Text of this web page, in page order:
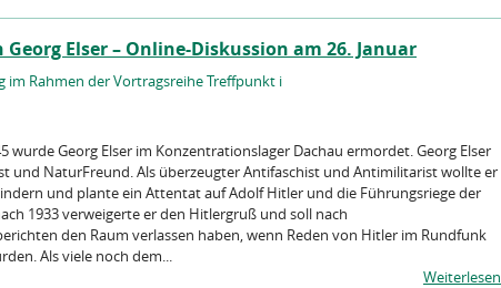
Elser – Online-Diskussion am 26. Januar
im Rahmen der Vortragsreihe Treffpunkt i
wurde Georg Elser im Konzentrationslager Dachau ermordet. Georg Elser
und NaturFreund. Als überzeugter Antifaschist und Antimilitarist wollte er
und plante ein Attentat auf Adolf Hitler und die Führungsriege der
1933 verweigerte er den Hitlergruß und soll nach
den Raum verlassen haben, wenn Reden von Hitler im Rundfunk
Als viele noch dem...
Weiterlesen